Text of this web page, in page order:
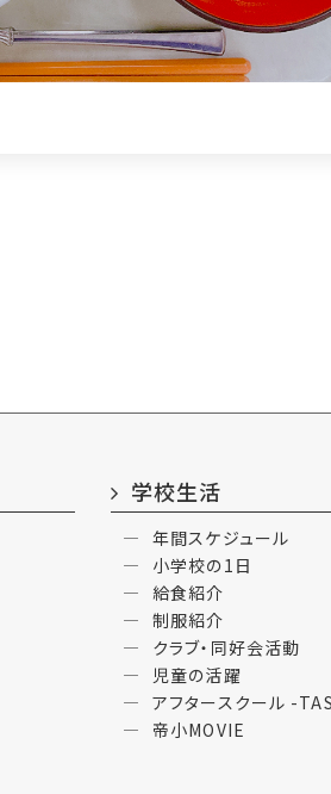
学校生活
年間スケジュール
小学校の1日
給食紹介
制服紹介
クラブ・同好会活動
児童の活躍
アフタースクール -
帝小MOVIE